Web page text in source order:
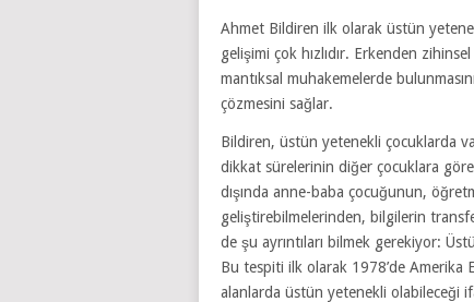
Ahmet Bildiren ilk olarak üstün
gelişimi çok hızlıdır. Erkenden
mantıksal muhakemelerde
çözmesini sağlar.
Bildiren, üstün yetenekli çocuklarda
dikkat sürelerinin diğer çocuklara
dışında anne-baba çocuğunun,
geliştirebilmelerinden, bilgilerin
de şu ayrıntıları bilmek gerekiyor:
Bu tespiti ilk olarak 1978’de Amerika
alanlarda üstün yetenekli olabileceği